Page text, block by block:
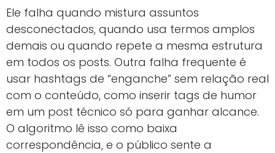
Ele falha quando mistura assuntos
desconectados, quando usa termos amplos
demais ou quando repete a mesma estrutura
em todos os posts. Outra falha frequente é
usar hashtags de “enganche” sem relação real
com o conteúdo, como inserir tags de humor
em um post técnico só para ganhar alcance.
O algoritmo lê isso como baixa
correspondência, e o público sente a